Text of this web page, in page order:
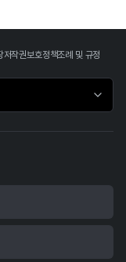
저작권보호정책조례 및 규정